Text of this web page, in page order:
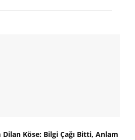
Köse: Bilgi Çağı Bitti, Anlam